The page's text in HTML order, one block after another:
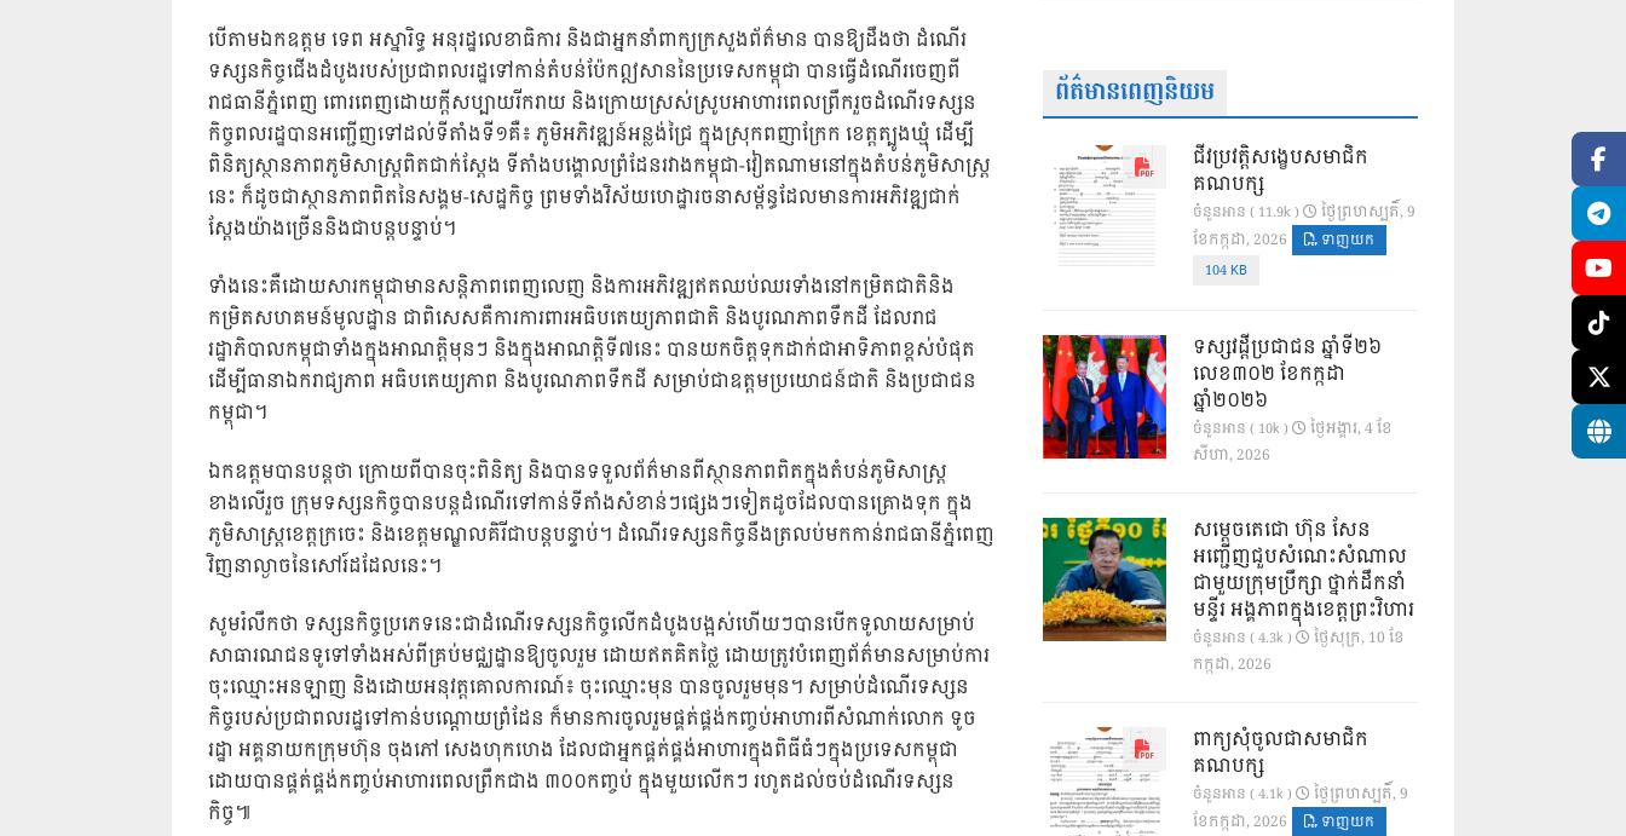
បើតាមឯកឧត្តម ទេព អស្នារិទ្ធ អនុរដ្ឋលេខាធិការ និងជាអ្នកនាំពាក្យក្រសួងព័ត៌មាន បានឱ្យដឹងថា ដំណើរ
ទស្សនកិច្ចជើងដំបូងរបស់ប្រជាពលរដ្ឋទៅកាន់តំបន់ប៉ែកឦសាននៃប្រទេសកម្ពុជា បានធ្វើដំណើរចេញពី
រាជធានីភ្នំពេញ ពោរពេញដោយក្តីសប្បាយរីករាយ និងក្រោយស្រស់ស្រូបអាហារពេលព្រឹករួចដំណើរទស្សន
កិច្ចពលរដ្ឋបានអញ្ជើញទៅដល់ទីតាំងទី១គឺ៖ ភូមិអភិវឌ្ឍន៍អន្លង់ជ្រៃ ក្នុងស្រុកពញាក្រែក ខេត្តត្បូងឃ្មុំ ដើម្បី
ពិនិត្យស្ថានភាពភូមិសាស្ត្រពិតជាក់ស្តែង ទីតាំងបង្គោលព្រំដែនរវាងកម្ពុជា-វៀតណាមនៅក្នុងតំបន់ភូមិសាស្ត្រ
នេះ ក៏ដូចជាស្ថានភាពពិតនៃសង្គម-សេដ្ឋកិច្ច ព្រមទាំងវិស័យហេដ្ឋារចនាសម្ព័ន្ធដែលមានការអភិវឌ្ឍជាក់
ស្តែងយ៉ាងច្រើននិងជាបន្តបន្ទាប់។
ទាំងនេះគឺដោយសារកម្ពុជាមានសន្តិភាពពេញលេញ និងការអភិវឌ្ឍឥតឈប់ឈរទាំងនៅកម្រិតជាតិនិង
កម្រិតសហគមន៍មូលដ្ឋាន ជាពិសេសគឺការការពារអធិបតេយ្យភាពជាតិ និងបូរណភាពទឹកដី ដែលរាជ
រដ្ឋាភិបាលកម្ពុជាទាំងក្នុងអាណត្តិមុនៗ និងក្នុងអាណត្តិទី៧នេះ បានយកចិត្តទុកដាក់ជាអាទិភាពខ្ពស់បំផុត
ដើម្បីធានាឯករាជ្យភាព អធិបតេយ្យភាព និងបូរណភាពទឹកដី សម្រាប់ជាឧត្តមប្រយោជន៍ជាតិ និងប្រជាជន
កម្ពុជា។
ឯកឧត្តមបានបន្តថា ក្រោយពីបានចុះពិនិត្យ និងបានទទួលព័ត៌មានពីស្ថានភាពពិតក្នុងតំបន់ភូមិសាស្ត្រ
ខាងលើរួច ក្រុមទស្សនកិច្ចបានបន្តដំណើរទៅកាន់ទីតាំងសំខាន់ៗផ្សេងៗទៀតដូចដែលបានគ្រោងទុក ក្នុង
ភូមិសាស្ត្រខេត្តក្រចេះ និងខេត្តមណ្ឌលគិរីជាបន្តបន្ទាប់។ ដំណើរទស្សនកិច្ចនឹងត្រលប់មកកាន់រាជធានីភ្នំពេញ
វិញនាល្ងាចនៃសៅរ៍ដដែលនេះ។
សូមរំលឹកថា ទស្សនកិច្ចប្រភេទនេះជាដំណើរទស្សនកិច្ចលើកដំបូងបង្អស់ហើយៗបានបើកទូលាយសម្រាប់
សាធារណជនទូទៅទាំងអស់ពីគ្រប់មជ្ឈដ្ឋានឱ្យចូលរួម ដោយឥតគិតថ្លៃ ដោយត្រូវបំពេញព័ត៌មានសម្រាប់ការ
ចុះឈ្មោះអនឡាញ និងដោយអនុវត្តគោលការណ៍៖ ចុះឈ្មោះមុន បានចូលរួមមុន។ សម្រាប់ដំណើរទស្សន
កិច្ចរបស់ប្រជាពលរដ្ឋទៅកាន់បណ្តោយព្រំដែន ក៏មានការចូលរួមផ្គត់ផ្គង់កញ្ចប់អាហារពីសំណាក់លោក ទូច
រដ្ឋា អគ្គនាយកក្រុមហ៊ុន ចុងភៅ សេងហុកហេង ដែលជាអ្នកផ្គត់ផ្គង់អាហារក្នុងពិធីធំៗក្នុងប្រទេសកម្ពុជា
ដោយបានផ្គត់ផ្គង់កញ្ចប់អាហារពេលព្រឹកជាង ៣០០កញ្ចប់ ក្នុងមួយលើកៗ រហូតដល់ចប់ដំណើរទស្សន
កិច្ច៕
ព័ត៌មានពេញនិយម
ជីវប្រវត្តិសង្ខេបសមាជិក
គណបក្ស
ចំនួនអាន ( 11.9k )
ថ្ងៃ​ព្រហស្បតិ៍, 9
ខែ​កក្កដា, 2026
ទាញយក
104 KB
ទស្សវដ្តីប្រជាជន ឆ្នាំទី២៦
លេខ៣០២ ខែកក្កដា
ឆ្នាំ២០២៦
ចំនួនអាន ( 10k )
ថ្ងៃ​អង្គារ, 4 ខែ​
សីហា, 2026
សម្តេចតេជោ ហ៊ុន សែន
អញ្ជើញជួបសំណេះសំណាល
ជាមួយក្រុមប្រឹក្សា ថ្នាក់ដឹកនាំ
មន្ទីរ អង្គភាពក្នុងខេត្តព្រះវិហារ
ចំនួនអាន ( 4.3k )
ថ្ងៃ​សុក្រ, 10 ខែ​
កក្កដា, 2026
ពាក្យសុំចូលជាសមាជិក
គណបក្ស
ចំនួនអាន ( 4.1k )
ថ្ងៃ​ព្រហស្បតិ៍, 9
ខែ​កក្កដា, 2026
ទាញយក